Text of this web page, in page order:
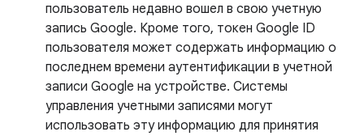
пользователь недавно вошел в свою учетную
запись Google. Кроме того, токен Google ID
пользователя может содержать информацию о
последнем времени аутентификации в учетной
записи Google на устройстве. Системы
управления учетными записями могут
использовать эту информацию для принятия